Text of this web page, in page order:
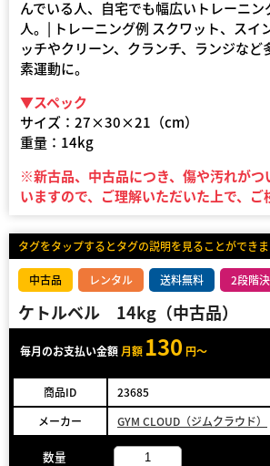
んでいる人、自宅でも幅広いトレーニ
人。| トレーニング例 スクワット、スイ
ッチやクリーン、クランチ、ランジな
素運動に。
▼スペック
サイズ：27×30×21（cm）
重量：14kg
※新古品、中古品につき、傷や汚れがつ
いますので、ご理解いただいた上で、ご
タグをタップするとタグの説明を見ることができま
中古品 レンタル 送料無料 2段階
ケトルベル 14kg（中古品）
毎月のお支払い金額 月額 130 円～
商品ID
23685
メーカー
GYM CLOUD（ジムクラウド）
数量